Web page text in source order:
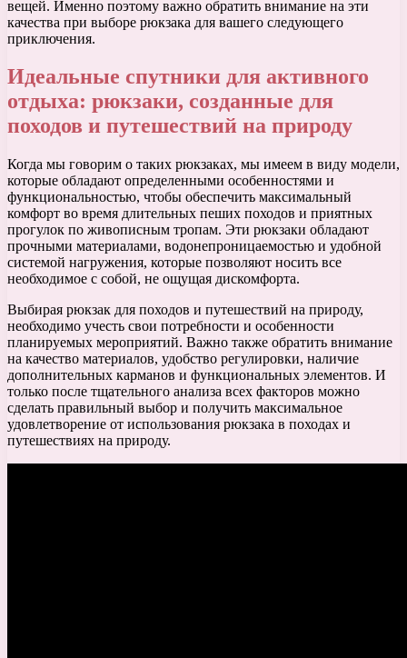
вещей. Именно поэтому важно обратить внимание на эти
качества при выборе рюкзака для вашего следующего
приключения.
Идеальные спутники для активного
отдыха: рюкзаки, созданные для
походов и путешествий на природу
Когда мы говорим о таких рюкзаках, мы имеем в виду модели,
которые обладают определенными особенностями и
функциональностью, чтобы обеспечить максимальный
комфорт во время длительных пеших походов и приятных
прогулок по живописным тропам. Эти рюкзаки обладают
прочными материалами, водонепроницаемостью и удобной
системой нагружения, которые позволяют носить все
необходимое с собой, не ощущая дискомфорта.
Выбирая рюкзак для походов и путешествий на природу,
необходимо учесть свои потребности и особенности
планируемых мероприятий. Важно также обратить внимание
на качество материалов, удобство регулировки, наличие
дополнительных карманов и функциональных элементов. И
только после тщательного анализа всех факторов можно
сделать правильный выбор и получить максимальное
удовлетворение от использования рюкзака в походах и
путешествиях на природу.